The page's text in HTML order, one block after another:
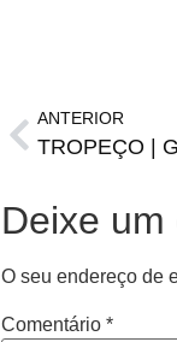
ANTERIOR
Deixe
O seu endereço de
Comentário *